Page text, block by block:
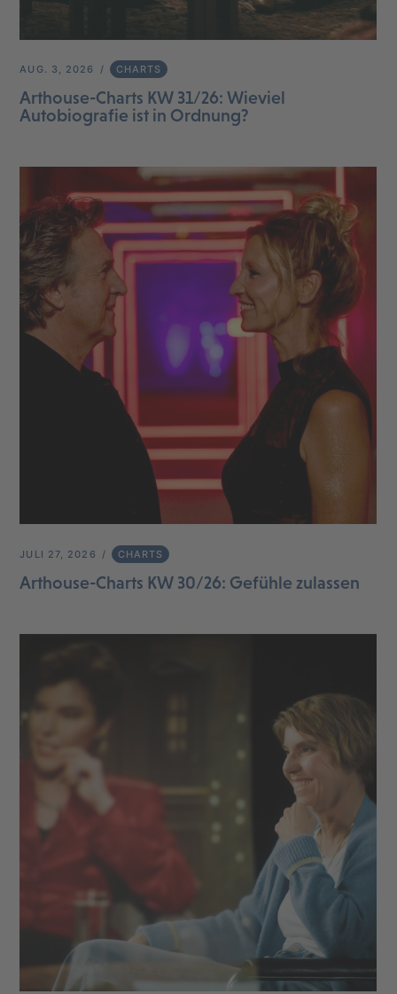
AUG. 3, 2026 CHARTS
Arthouse-Charts KW 31/26: Wieviel
Autobiografie ist in Ordnung?
JULI 27, 2026 CHARTS
Arthouse-Charts KW 30/26: Gefühle zulassen